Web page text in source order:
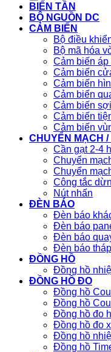
BIẾN TẦN
BỘ NGUỒN DC
CẢM BIẾN
Bộ điều
Bộ mã hóa
Cảm biến áp
Cảm biến
Cảm biến
Cảm biến
Cảm biến
Cảm biến
Cảm biến
CHUYỂN MẠCH /
Cần gạt 2-4
Chuyển
Chuyển
Công tắc
Nút nhấn
ĐÈN BÁO
Đèn báo
Đèn báo
Đèn báo
Đèn báo tháp
ĐỒNG HỒ
Đồng hồ
ĐỒNG HỒ ĐO
Đồng hồ
Đồng hồ
Đồng hồ đo
Đồng hồ đo
Đồng hồ
Đồng hồ